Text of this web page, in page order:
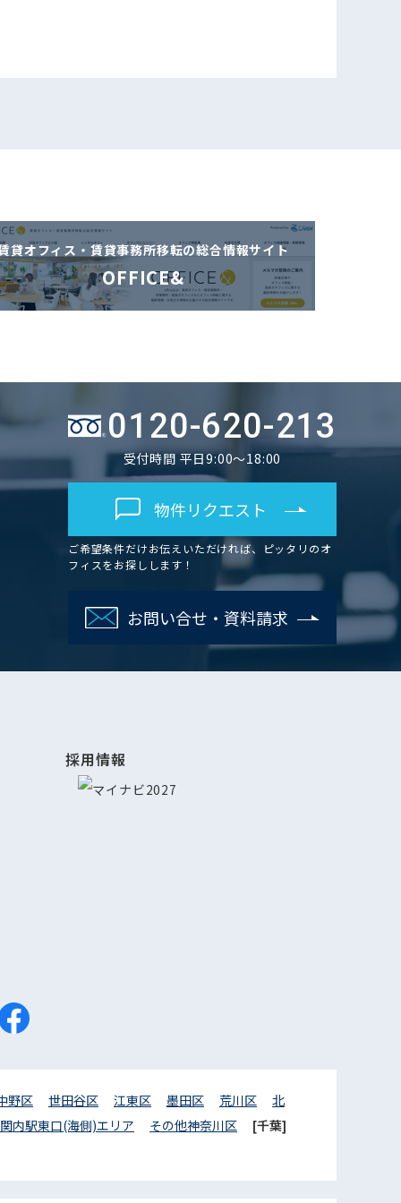
貸オフィス・賃貸事務所移転の総合情報サイト
OFFICE&
0120-620-213
受付時間 平日9:00～18:00
物件リクエスト
ご希望条件だけお伝えいただければ、ピッタリのオ
フィスをお探しします！
お問い合せ・資料請求
採用情報
野区 世田谷区 江東区 墨田区 荒川区
北
関内駅東口(海側)エリア その他神奈川区
[千葉]